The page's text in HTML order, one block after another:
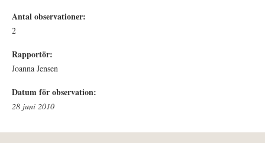
Antal observationer:
2
Rapportör:
Joanna Jensen
Datum för observation:
28 juni 2010